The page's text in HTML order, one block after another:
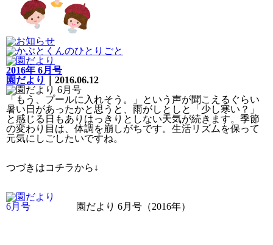
2016年 6月号
園だより
｜2016.06.12
「もう、プールに入れそう。」という声が聞こえるぐらい
暑い日があったかと思うと、雨がしとしと「少し寒い？」
と感じる日もありはっきりとしない天気が続きます。季節
の変わり目は、体調を崩しがちです。生活リズムを保って
元気にしごしたいですね。
つづきはコチラから↓
園だより 6月号（2016年）